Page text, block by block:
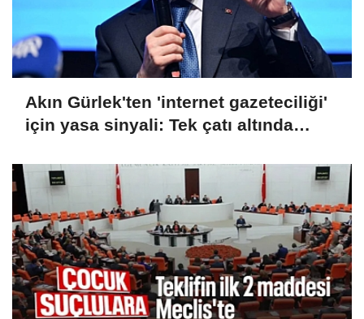
Akın Gürlek'ten 'internet gazeteciliği'
için yasa sinyali: Tek çatı altında